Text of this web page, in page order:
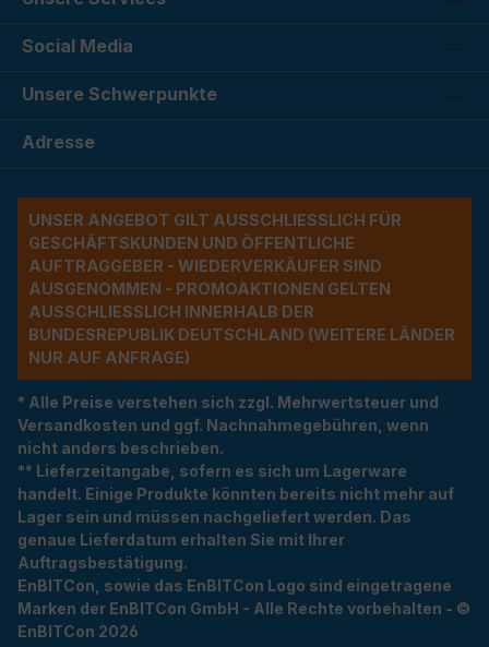
Social Media
Unsere Schwerpunkte
Adresse
UNSER ANGEBOT GILT AUSSCHLIESSLICH FÜR G
ESCHÄFTSKUNDEN UND ÖFFENTLICHE A
UFTRAGGEBER - WIEDERVERKÄUFER SIND A
USGENOMMEN - PROMOAKTIONEN GELTEN A
USSCHLIESSLICH INNERHALB DER BU
NDESREPUBLIK DEUTSCHLAND (WEITERE LÄNDER NU
R AUF ANFRAGE)
* Alle Preise verstehen sich zzgl. Mehrwertsteuer und
Versandkosten und ggf. Nachnahmegebühren, wenn
nicht anders beschrieben.
** Lieferzeitangabe, sofern es sich um Lagerware
handelt. Einige Produkte könnten bereits nicht mehr auf
Lager sein und müssen nachgeliefert werden. Das
genaue Lieferdatum erhalten Sie mit Ihrer
Auftragsbestätigung.
EnBITCon, sowie das EnBITCon Logo sind eingetragene
Marken der EnBITCon GmbH - Alle Rechte vorbehalten - ©
EnBITCon 2026